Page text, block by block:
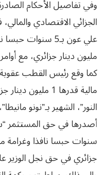
وفي تفاصيل الأحكام
الجزائي الاقتصادي
مليون دينار جزائري، مع
مالية قدرها 1
النور”، الشهير بـ”نونو
جزائري في حق نجل